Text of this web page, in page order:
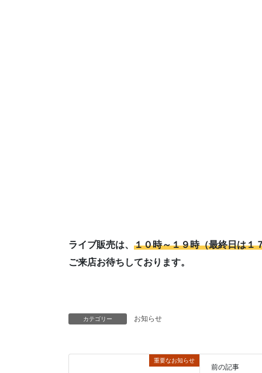
ライブ販売は、 １０時～１９時（最終日は１
ご来店お待ちしております。
カテゴリー お知らせ
重要なお知らせ
前の記事